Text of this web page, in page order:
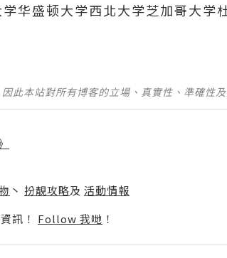
华盛顿大学西北大学芝加哥大学
此本站對所有博客的立場、真實性、準確性
丶 扮靚攻略及 活動情報
訊！ Follow 我哋 ！